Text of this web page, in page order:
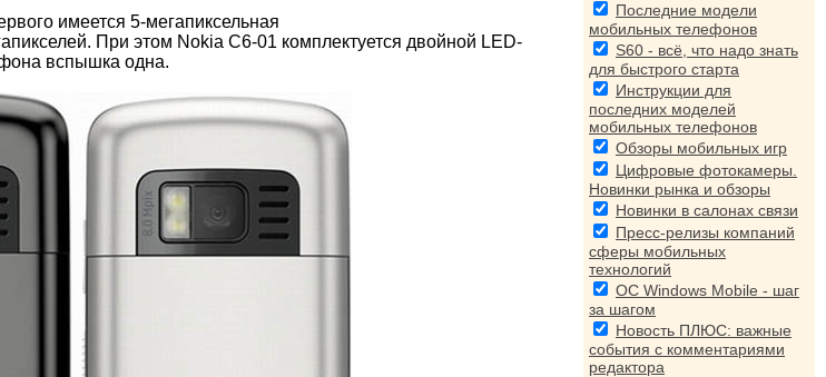
имеется 5-мегапиксельная
При этом Nokia C6-01 комплектуется двойной LED-
вспышка одна.
Последние модели
мобильных телефонов
S60 - всё, что надо знать
для быстрого старта
Инструкции для
последних моделей
мобильных телефонов
Обзоры мобильных игр
Цифровые фотокамеры.
Новинки рынка и обзоры
Новинки в салонах связи
Пресс-релизы компаний
сферы мобильных
технологий
ОС Windows Mobile - шаг
за шагом
Новость ПЛЮС: важные
события с комментариями
редактора